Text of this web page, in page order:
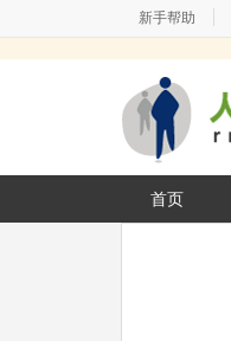
新手帮助
首页